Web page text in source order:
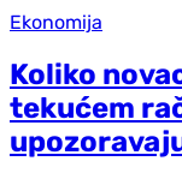
Ekonomija
Koliko
tekućem